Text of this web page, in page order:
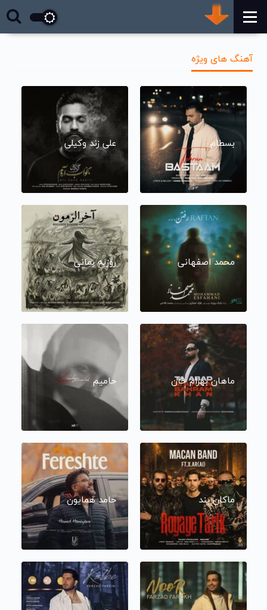
آهنگ های ویژه
بسطام علی زند وکیلی
محمد اصفهانی روزبه بمانی
ماهان بهرام خان حامیم
ماکان بند حامد همایون